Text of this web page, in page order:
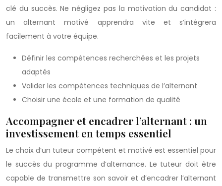
clé du succès. Ne négligez pas la motivation du candidat :
un alternant motivé apprendra vite et s’intégrera
facilement à votre équipe.
Définir les compétences recherchées et les projets
adaptés
Valider les compétences techniques de l’alternant
Choisir une école et une formation de qualité
Accompagner et encadrer l’alternant : un
investissement en temps essentiel
Le choix d’un tuteur compétent et motivé est essentiel pour
le succès du programme d’alternance. Le tuteur doit être
capable de transmettre son savoir et d’encadrer l’alternant